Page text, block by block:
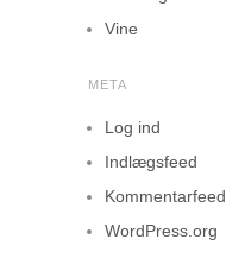
Vine
META
Log ind
Indlægsfeed
Kommentarfeed
WordPress.org